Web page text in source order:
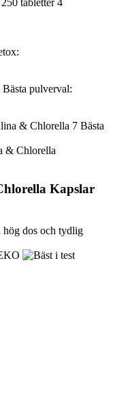
Bästa pulverval:
7 Bästa
& Chlorella
Kapslar
dos och tydlig